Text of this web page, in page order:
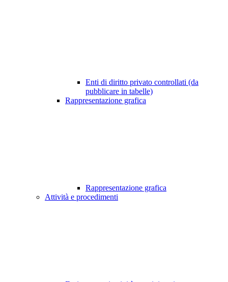
Enti di diritto privato controllati (da
pubblicare in tabelle)
Rappresentazione grafica
Rappresentazione grafica
Attività e procedimenti